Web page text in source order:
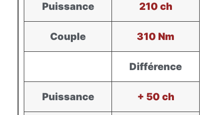
Puissance 210 ch
Couple 310 Nm
Différence
Puissance + 50 ch